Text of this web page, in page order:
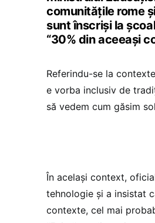
comunitățile rome
sunt înscriși la
“30% din aceeași
Referindu-se la
e vorba inclusiv de
să vedem cum găsim
În același context,
tehnologie și a insistat
contexte, cel mai